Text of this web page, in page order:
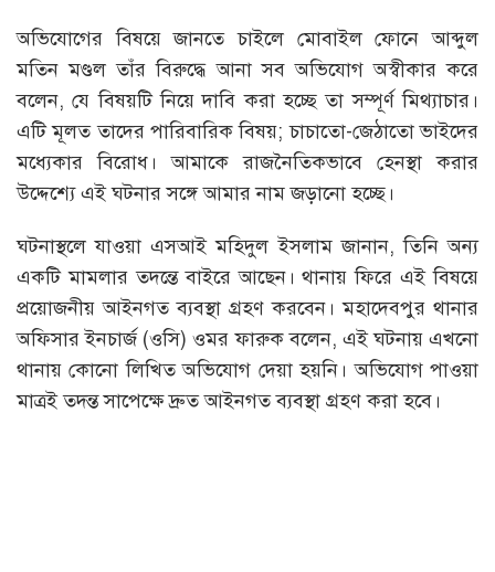
অভিযোগের বিষয়ে জানতে চাইলে মোবাইল ফোনে আব্দুল
মতিন মণ্ডল তাঁর বিরুদ্ধে আনা সব অভিযোগ অস্বীকার করে
বলেন, যে বিষয়টি নিয়ে দাবি করা হচ্ছে তা সম্পূর্ণ মিথ্যাচার।
এটি মূলত তাদের পারিবারিক বিষয়; চাচাতো-জেঠাতো ভাইদের
মধ্যেকার বিরোধ। আমাকে রাজনৈতিকভাবে হেনস্থা করার
উদ্দেশ্যে এই ঘটনার সঙ্গে আমার নাম জড়ানো হচ্ছে।
ঘটনাস্থলে যাওয়া এসআই মহিদুল ইসলাম জানান, তিনি অন্য
একটি মামলার তদন্তে বাইরে আছেন। থানায় ফিরে এই বিষয়ে
প্রয়োজনীয় আইনগত ব্যবস্থা গ্রহণ করবেন। মহাদেবপুর থানার
অফিসার ইনচার্জ (ওসি) ওমর ফারুক বলেন, এই ঘটনায় এখনো
থানায় কোনো লিখিত অভিযোগ দেয়া হয়নি। অভিযোগ পাওয়া
মাত্রই তদন্ত সাপেক্ষে দ্রুত আইনগত ব্যবস্থা গ্রহণ করা হবে।